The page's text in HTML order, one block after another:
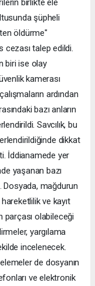
birlikte ele
şüpheli
öldürme"
cezası talep edildi.
biri ise olay
kamerası
ardından
bazı anların
Savcılık, bu
dikkat
İddianamede yer
yaşanan bazı
Dosyada, mağdurun
ve kayıt
parçası olabileceği
yargılama
incelenecek.
de dosyanın
ve elektronik